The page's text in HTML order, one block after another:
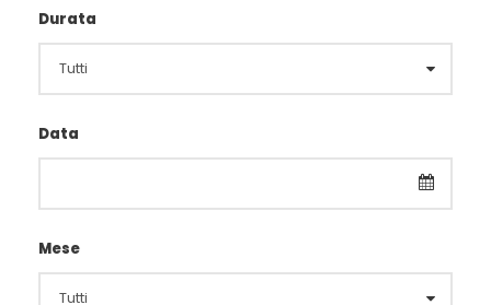
Durata
Data
Mese